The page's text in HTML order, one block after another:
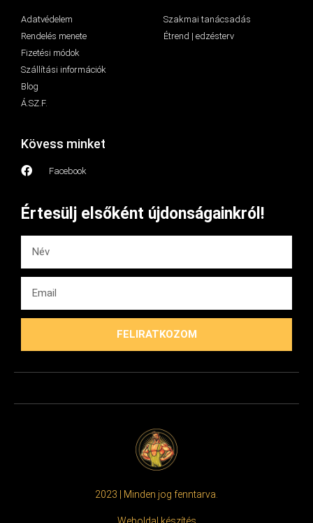
Adatvédelem
Rendelés menete
Fizetési módok
Szállítási információk
Blog
Á.SZ.F.
Szakmai tanácsadás
Étrend | edzésterv
Kövess minket
Facebook
Értesülj elsőként újdonságainkról!
FELIRATKOZOM
2023 | Minden jog fenntarva.
Weboldal készítés